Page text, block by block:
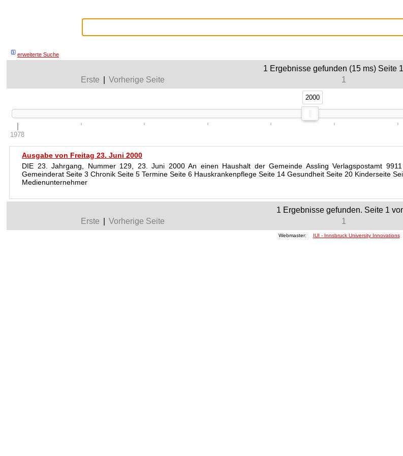
erweiterte Suche
1 Ergebnisse gefunden (15 ms) Seite 1
Erste
Vorherige Seite 1
2000
2000
1978
Ausgabe von Freitag 23. Juni 2000
DIE 23. Jahrgang, Nummer 129, 23. Juni 2000 An einen Haushalt der Gemeinde Assling Verlagspostamt
Gemeinderat Seite 3 Chronik Seite 5 Termine Seite 6 Hauskrankenpflege Seite 14 Gesundheit Seite 20 Kinderseite
Medienunternehmer
1 Ergebnisse gefunden. Seite 1
Erste
Vorherige Seite 1
Webmaster: IUI - Innsbruck University Innovations